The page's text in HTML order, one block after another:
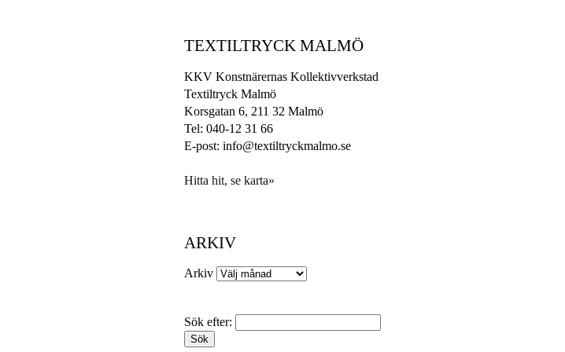
TEXTILTRYCK MALMÖ
KKV Konstnärernas Kollektivverkstad
Textiltryck Malmö
Korsgatan 6, 211 32 Malmö
Tel: 040-12 31 66
E-post: info@textiltryckmalmo.se
Hitta hit, se karta»
ARKIV
Arkiv
Sök efter: